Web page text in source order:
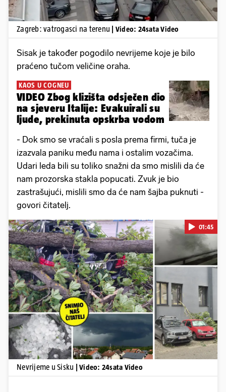
Zagreb: vatrogasci na terenu | Video: 24sata Video
Sisak je također pogodilo nevrijeme koje je bilo
praćeno tučom veličine oraha.
KAOS U COGNEU
VIDEO Zbog klizišta odsječen dio
na sjeveru Italije: Evakuirali su
ljude, prekinuta opskrba vodom
- Dok smo se vraćali s posla prema firmi, tuča je
izazvala paniku među nama i ostalim vozačima.
Udari leda bili su toliko snažni da smo mislili da će
nam prozorska stakla popucati. Zvuk je bio
zastrašujući, mislili smo da će nam šajba puknuti -
govori čitatelj.
Pokretanje videa...
01:45
Nevrijeme u Sisku | Video: 24sata Video